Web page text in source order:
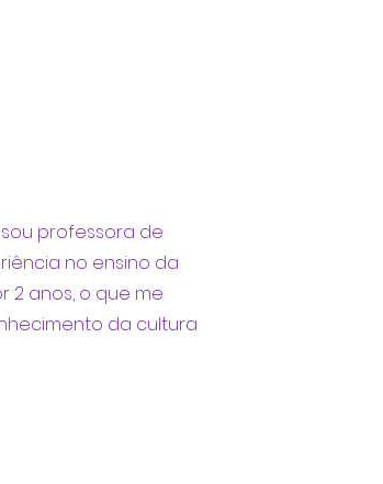
professora de
no ensino da
2 anos, o que me
da cultura